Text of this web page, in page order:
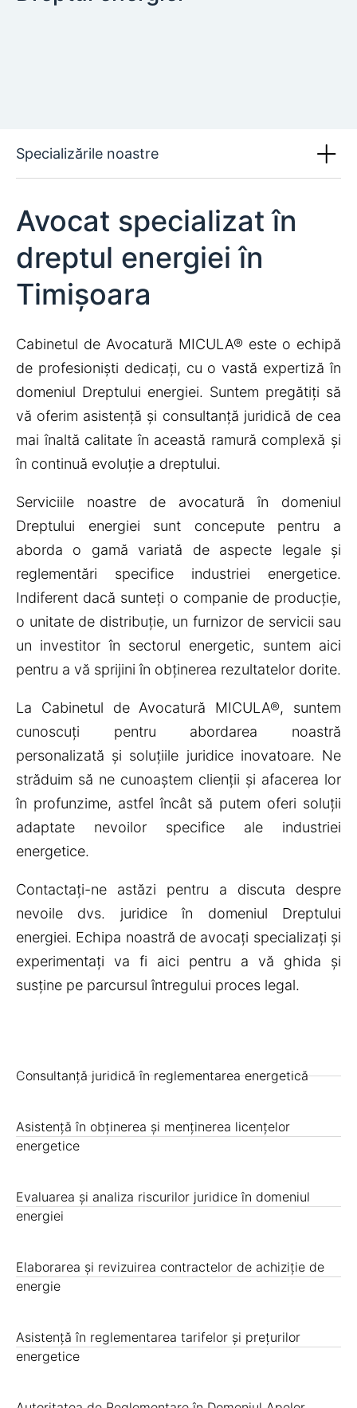
Specializările noastre
Avocat specializat în
dreptul energiei în
Timișoara
Cabinetul de Avocatură MICULA® este o echipă
de profesioniști dedicați, cu o vastă expertiză în
domeniul Dreptului energiei. Suntem pregătiți să
vă oferim asistență și consultanță juridică de cea
mai înaltă calitate în această ramură complexă și
în continuă evoluție a dreptului.
Serviciile noastre de avocatură în domeniul
Dreptului energiei sunt concepute pentru a
aborda o gamă variată de aspecte legale și
reglementări specifice industriei energetice.
Indiferent dacă sunteți o companie de producție,
o unitate de distribuție, un furnizor de servicii sau
un investitor în sectorul energetic, suntem aici
pentru a vă sprijini în obținerea rezultatelor dorite.
La Cabinetul de Avocatură MICULA®, suntem
cunoscuți pentru abordarea noastră
personalizată și soluțiile juridice inovatoare. Ne
străduim să ne cunoaștem clienții și afacerea lor
în profunzime, astfel încât să putem oferi soluții
adaptate nevoilor specifice ale industriei
energetice.
Contactați-ne astăzi pentru a discuta despre
nevoile dvs. juridice în domeniul Dreptului
energiei. Echipa noastră de avocați specializați și
experimentați va fi aici pentru a vă ghida și
susține pe parcursul întregului proces legal.
Consultanță juridică în reglementarea energetică
Asistență în obținerea și menținerea licențelor
energetice
Evaluarea și analiza riscurilor juridice în domeniul
energiei
Elaborarea și revizuirea contractelor de achiziție de
energie
Asistență în reglementarea tarifelor și prețurilor
energetice